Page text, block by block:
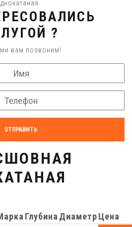
?
вам позвоним!
ОТПРАВИТЬ
Глубина ДиаметрЦена